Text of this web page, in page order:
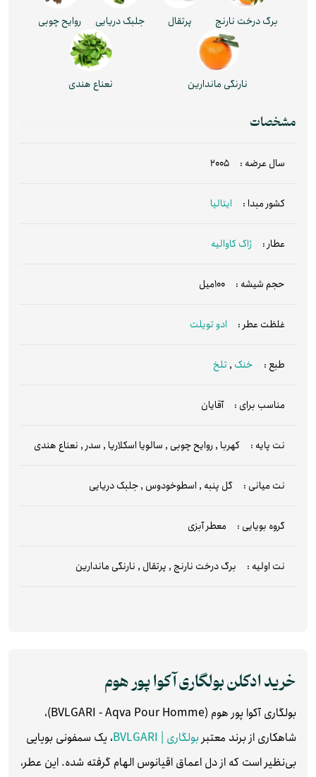
برگ درخت نارنج پرتقال جلبک دریایی روایح چوبی
نارنگی ماندارین نعناع هندی
مشخصات
سال عرضه : 2005
کشور مبدا : ایتالیا
عطار : ژاک کاوالیه
حجم شیشه : 100میل
غلظت عطر : ادو تویلت
طبع : خنک ,تلخ
مناسب برای : آقایان
نت پایه : کهربا ,روایح چوبی , سالویا اسکلاریا , سدر, نعناع هندی
نت میانی : گل پنبه , اسطوخودوس ,جلبک دریایی
گروه بویایی : معطر آبزی
نت اولیه : برگ درخت نارنج , پرتقال , نارنگی ماندارین
خرید ادکلن بولگاری آکوا پور هوم
بولگاری آکوا پور هوم (BVLGARI - Aqva Pour Homme)،
شاهکاری از برند معتبربولگاری | BVLGARI
، یک سمفونی بویایی
بی‌نظیر است که از دل اعماق اقیانوس الهام گرفته شده. این عطر،